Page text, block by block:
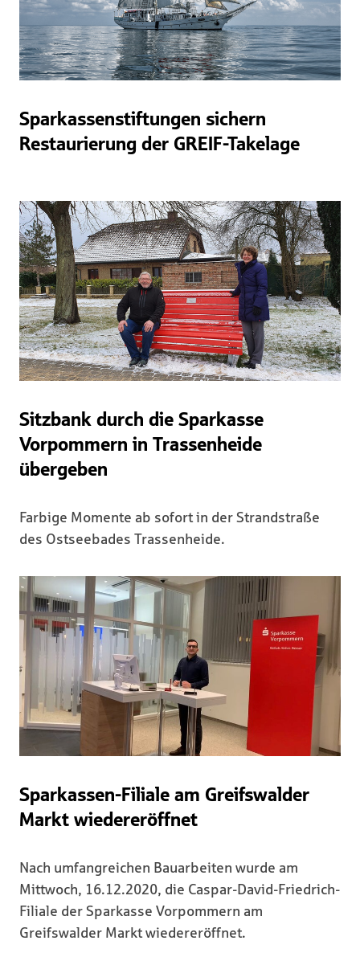
Sparkassenstiftungen sichern
Restaurierung der GREIF-Takelage
Sitzbank durch die Sparkasse
Vorpommern in Trassenheide
übergeben
Farbige Momente ab sofort in der Strandstraße
des Ostseebades Trassenheide.
Sparkassen-Filiale am Greifswalder
Markt wiedereröffnet
Nach umfangreichen Bauarbeiten wurde am
Mittwoch, 16.12.2020, die Caspar-David-Friedrich-
Filiale der Sparkasse Vorpommern am
Greifswalder Markt wiedereröffnet.